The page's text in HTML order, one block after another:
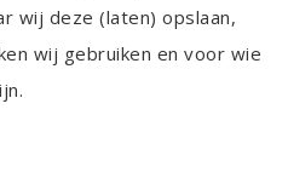
wij deze (laten) opslaan,
wij gebruiken en voor wie